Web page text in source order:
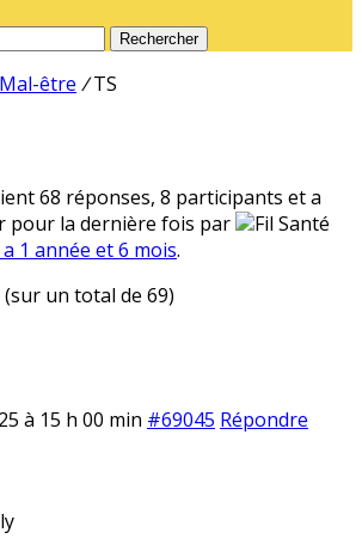
Rechercher
Mal-être / TS
68 réponses, 8 participants et a
pour la dernière fois par
Fil Santé
a 1 année et 6 mois.
un total de 69)
à 15 h 00 min #69045 Répondre